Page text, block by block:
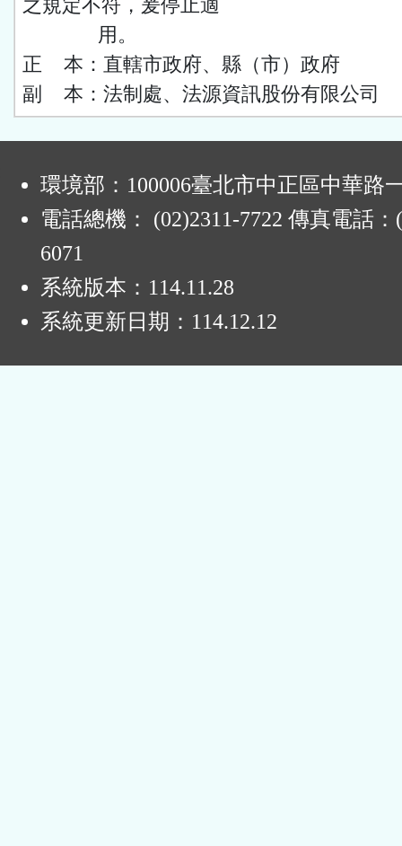
之規定不符，爰停止適
用。
正 本：直轄市政府、縣（市）政府
副 本：法制處、法源資訊股份有限公司
環境部：100006臺北市中正區中華路
電話總機： (02)2311-7722 傳真電話：
6071
系統版本： 114.11.28
系統更新日期： 114.12.12